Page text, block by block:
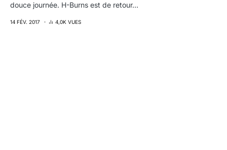
douce journée. H-Burns est de retour…
14 FÉV. 2017 4,0K VUES